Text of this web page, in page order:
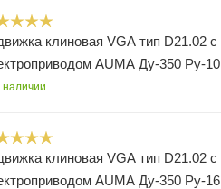
клиновая VGA тип D21.02 с
AUMA Ду-350 Ру-10
наличии
клиновая VGA тип D21.02 с
AUMA Ду-350 Ру-16